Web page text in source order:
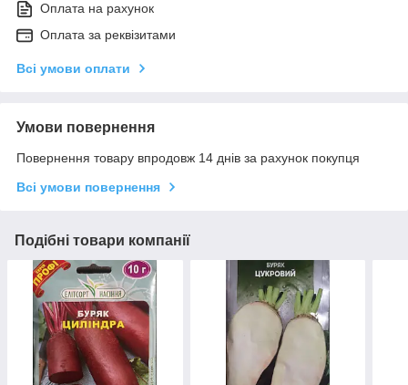
Оплата на рахунок
Оплата за реквізитами
Всі умови оплати
Умови повернення
Повернення товару впродовж 14 днів за рахунок покупця
Всі умови повернення
Подібні товари компанії